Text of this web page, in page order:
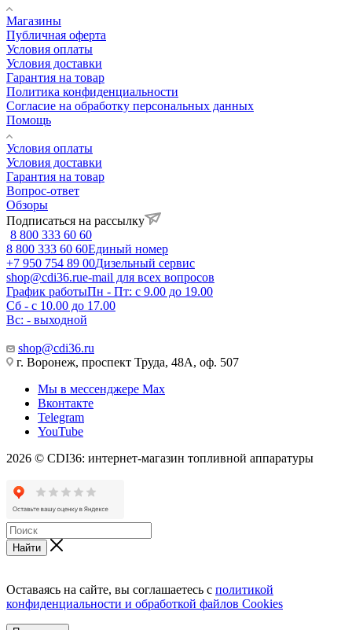
Магазины
Публичная оферта
Условия оплаты
Условия доставки
Гарантия на товар
Политика конфиденциальности
Согласие на обработку персональных данных
Помощь
Условия оплаты
Условия доставки
Гарантия на товар
Вопрос-ответ
Обзоры
Подписаться на рассылку
8 800 333 60 60
8 800 333 60 60Единый номер
+7 950 754 89 00Дизельный сервис
shop@cdi36.rue-mail для всех вопросов
График работыПн - Пт: с 9.00 до 19.00
Сб - с 10.00 до 17.00
Вс: - выходной
shop@cdi36.ru
г. Воронеж, проспект Труда, 48А, оф. 507
Мы в мессенджере Max
Вконтакте
Telegram
YouTube
2026 © CDI36: интернет-магазин топливной аппаратуры
Найти
Оставаясь на сайте, вы соглашаетесь с политикой
конфиденциальности и обработкой файлов Cookies